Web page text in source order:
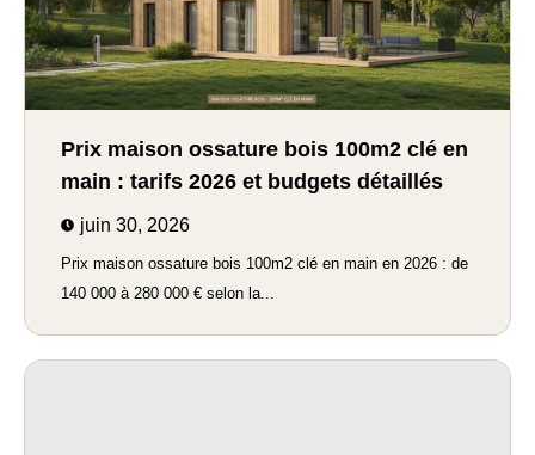
Prix maison ossature bois 100m2 clé en
main : tarifs 2026 et budgets détaillés
juin 30, 2026
Prix maison ossature bois 100m2 clé en main en 2026 : de
140 000 à 280 000 € selon la...